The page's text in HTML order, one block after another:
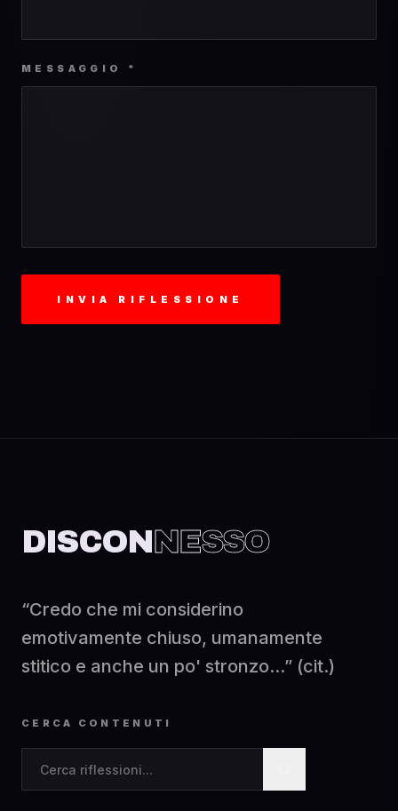
MESSAGGIO *
INVIA RIFLESSIONE
DISCONNESSO
“Credo che mi considerino
emotivamente chiuso, umanamente
stitico e anche un po' stronzo...” (cit.)
CERCA CONTENUTI